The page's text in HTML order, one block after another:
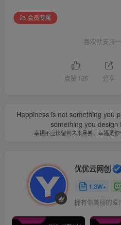
会员专属
喜欢就支持
点赞 126 分享
Happiness is not something you
something you design
幸福不应该留到未来品尝，幸福是
优优云网创
1.3W+
拥有你美丽的爱